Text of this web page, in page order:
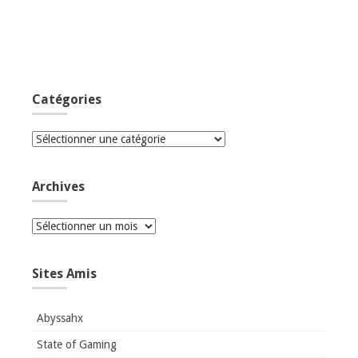
Catégories
Catégories
Archives
Archives
Sites Amis
Abyssahx
State of Gaming